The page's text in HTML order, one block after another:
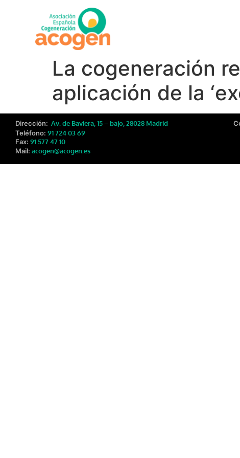
La cogeneración
aplicación de la
Dirección: Av. de Baviera, 15 – bajo, 28028 Madrid
Teléfono: 91 724 03 69
Fax: 91 577 47 10
Mail: acogen@acogen.es